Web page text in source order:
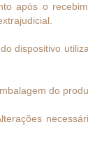
após o
dispositivo
do